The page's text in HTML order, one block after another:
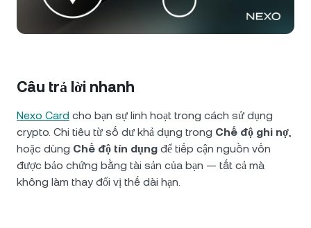
Futures
Khách hàng cá nhân
Chương trình khách hàng thân thiết
USD Coin USDC
Polkadot DOT 1,73%
XRP XRP 0,68%
Tin tức và chi tiết chuyên sâu
Wealth Academy
Câu trả lời nhanh
Nexo Card cho bạn sự linh hoạt trong cách sử dụng
crypto. Chi tiêu từ số dư khả dụng trong Chế độ ghi nợ,
hoặc dùng Chế độ tín dụng để tiếp cận nguồn vốn
được bảo chứng bằng tài sản của bạn — tất cả mà
không làm thay đổi vị thế dài hạn.